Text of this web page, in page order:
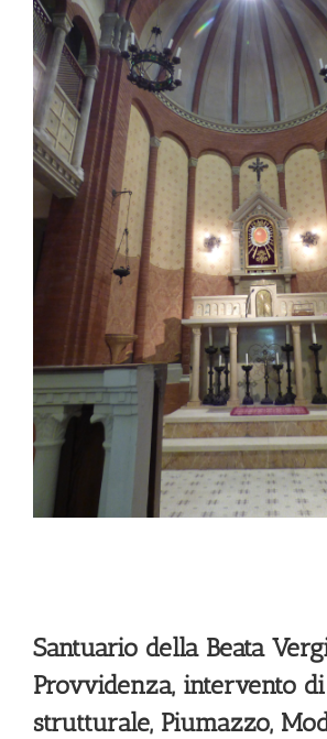
Image
Santuario della Beata
Provvidenza, intervento
strutturale, Piumazzo,